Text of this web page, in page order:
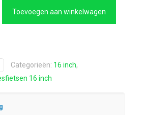
Toevoegen aan winkelwagen
Categorieën: 16 inch,
16 inch